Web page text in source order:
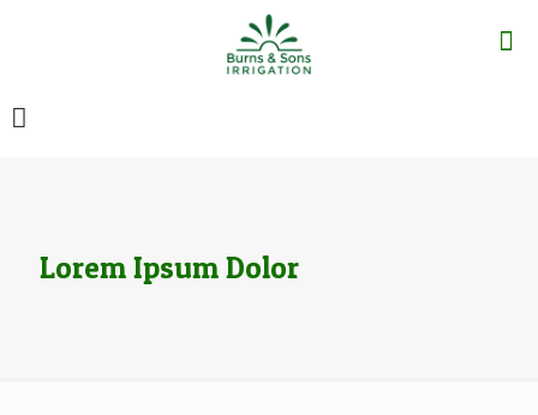
Lorem Ipsum Dolor